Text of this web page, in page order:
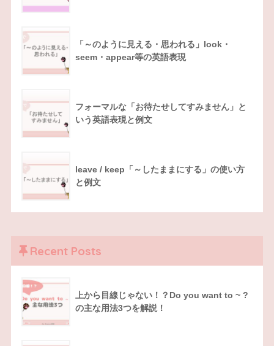
「～のように見える・思われる」look・
seem・appear等の英語表現
フォーマルな「お待たせしてすみません」と
いう英語表現と例文
leave / keep「～したままにする」の使い方
と例文
Recent Posts
上から目線じゃない！？Do you want to ~ ?
の主な用法3つを解説！